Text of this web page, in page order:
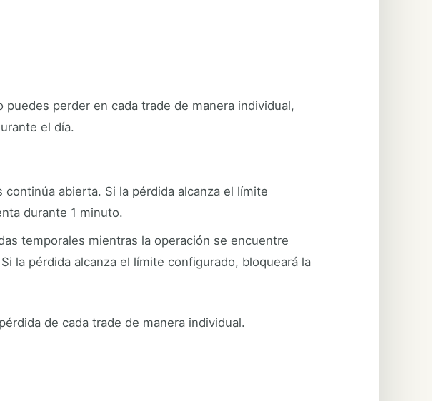
perder en cada trade de manera individual,
el día.
abierta. Si la pérdida alcanza el límite
durante 1 minuto.
temporales mientras la operación se encuentre
la pérdida alcanza el límite configurado, bloqueará la
de cada trade de manera individual.